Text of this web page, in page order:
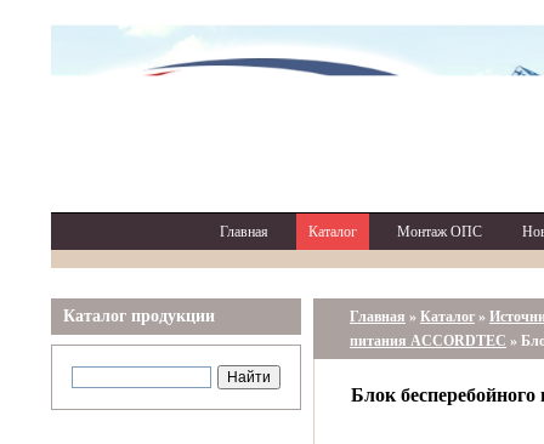
Главная Каталог Монтаж ОПС
Каталог продукции Главная » Каталог »
питания ACCORDTEC »
Блок